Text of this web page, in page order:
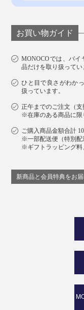
たくさん並べた
り……パーティー
的なひとときに。
いデザイン。シ
お買い物ガイド
MONOCOでは、バ
品だけを取り扱ってい
ひと目で良さがわか
扱っています。
正午までのご注文（支
※在庫のある商品に限
ご購入商品金額合計
※一部配送便（特別配
※ギフトラッピング料
新商品と会員特典をお届